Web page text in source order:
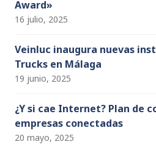
Award»
16 julio, 2025
Veinluc inaugura nuevas
Trucks en Málaga
19 junio, 2025
¿Y si cae Internet? Plan de
empresas conectadas
20 mayo, 2025